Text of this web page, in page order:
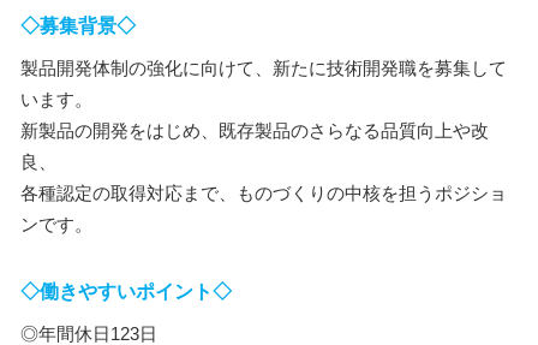
◇募集背景◇
製品開発体制の強化に向けて、新たに技術開発職を募集して
います。
新製品の開発をはじめ、既存製品のさらなる品質向上や改
良、
各種認定の取得対応まで、ものづくりの中核を担うポジショ
ンです。
◇働きやすいポイント◇
◎年間休日123日